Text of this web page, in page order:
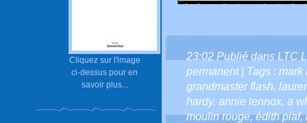
Cliquez sur l'image
ci-dessus pour en
savoir plus...
23:02 Publié dans LTC
permanent| Tags : mark
grandmaster flash,
hardy, annie lennox, a
moulin rouge,édith piaf,